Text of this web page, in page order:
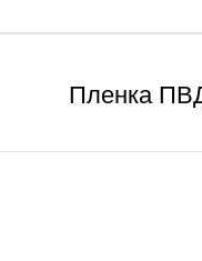
Пленка